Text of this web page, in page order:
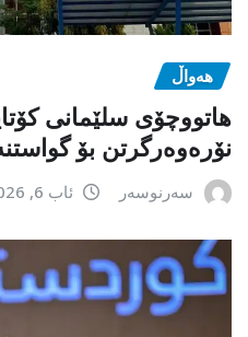
هەواڵ
هاتووچۆی سلێمانی
نۆرەوەرگرتن بۆ
سەرنوسەر ئاب 6, 2026